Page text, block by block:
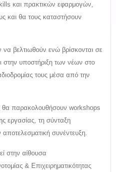
και πρακτικών εφαρμογών,
και θα τους καταστήσουν
βελτιωθούν ενώ βρίσκονται σε
στην υποστήριξη των νέων στο
τους μέσα από την
θα παρακολουθήσουν workshops
εργασίας, τη σύνταξη
αποτελεσματική συνέντευξη.
στην αίθουσα
& Επιχειρηματικότητας